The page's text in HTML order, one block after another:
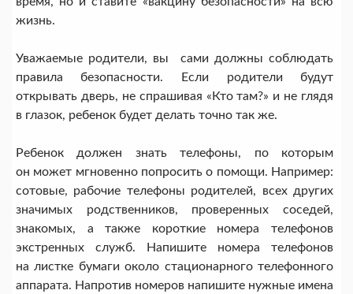
жизнь.
Уважаемые родители, вы сами должны соблюдать
правила безопасности. Если родители будут
открывать дверь, не спрашивая «Кто там?» и не глядя
в глазок, ребенок будет делать точно так же.
Ребенок должен знать телефоны, по которым
он может мгновенно попросить о помощи. Например:
сотовые, рабочие телефоны родителей, всех других
значимых родственников, проверенных соседей,
знакомых, а также короткие номера телефонов
экстренных служб. Напишите номера телефонов
на листке бумаги около стационарного телефонного
аппарата. Напротив номеров напишите нужные имена